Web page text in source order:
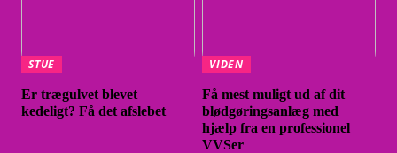
STUE
Er trægulvet blevet
kedeligt? Få det afslebet
VIDEN
Få mest muligt ud af dit
blødgøringsanlæg med
hjælp fra en professionel
VVSer